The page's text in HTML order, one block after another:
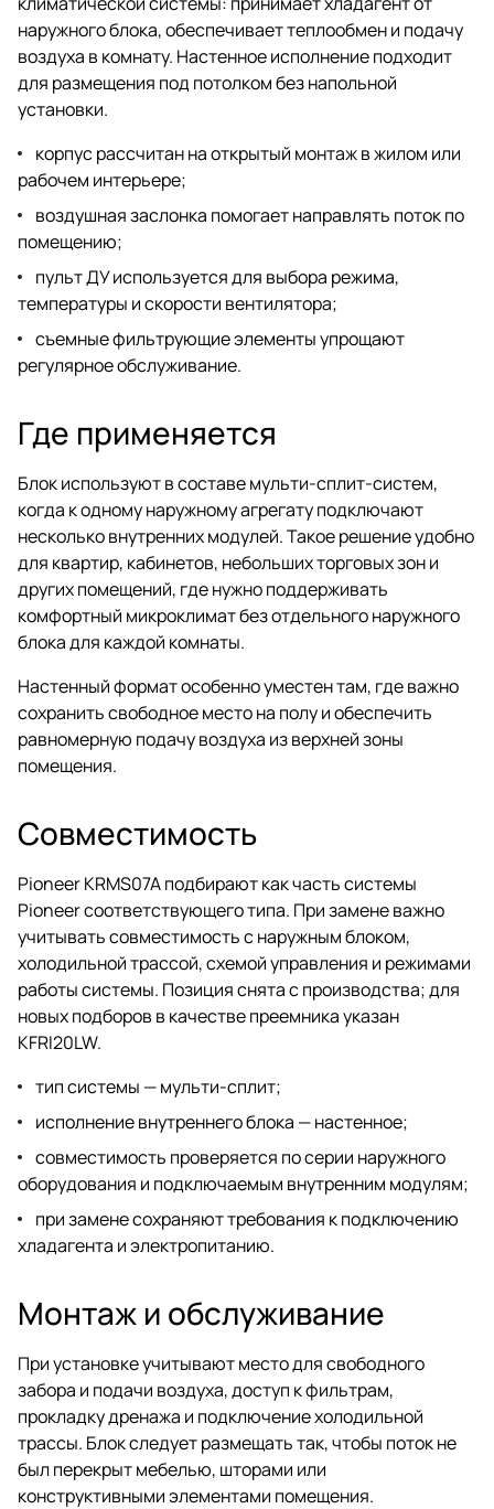
наружного блока, обеспечивает теплообмен и подачу
воздуха в комнату. Настенное исполнение подходит
для размещения под потолком без напольной
установки.
корпус рассчитан на открытый монтаж в жилом или
рабочем интерьере;
воздушная заслонка помогает направлять поток по
помещению;
пульт ДУ используется для выбора режима,
температуры и скорости вентилятора;
съемные фильтрующие элементы упрощают
регулярное обслуживание.
Где применяется
Блок используют в составе мульти-сплит-систем,
когда к одному наружному агрегату подключают
несколько внутренних модулей. Такое решение удобно
для квартир, кабинетов, небольших торговых зон и
других помещений, где нужно поддерживать
комфортный микроклимат без отдельного наружного
блока для каждой комнаты.
Настенный формат особенно уместен там, где важно
сохранить свободное место на полу и обеспечить
равномерную подачу воздуха из верхней зоны
помещения.
Совместимость
Pioneer KRMS07A подбирают как часть системы
Pioneer соответствующего типа. При замене важно
учитывать совместимость с наружным блоком,
холодильной трассой, схемой управления и режимами
работы системы. Позиция снята с производства; для
новых подборов в качестве преемника указан
KFRI20LW.
тип системы — мульти-сплит;
исполнение внутреннего блока — настенное;
совместимость проверяется по серии наружного
оборудования и подключаемым внутренним модулям;
при замене сохраняют требования к подключению
хладагента и электропитанию.
Монтаж и обслуживание
При установке учитывают место для свободного
забора и подачи воздуха, доступ к фильтрам,
прокладку дренажа и подключение холодильной
трассы. Блок следует размещать так, чтобы поток не
был перекрыт мебелью, шторами или
конструктивными элементами помещения.